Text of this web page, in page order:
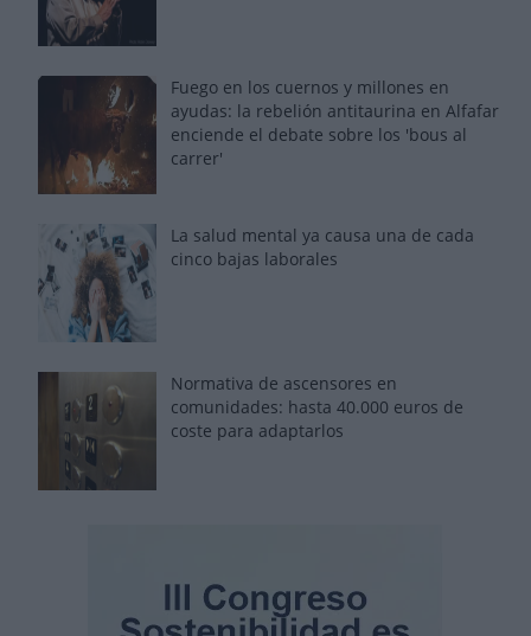
Fuego en los cuernos y millones en
ayudas: la rebelión antitaurina en Alfafar
enciende el debate sobre los 'bous al
carrer'
La salud mental ya causa una de cada
cinco bajas laborales
Normativa de ascensores en
comunidades: hasta 40.000 euros de
coste para adaptarlos